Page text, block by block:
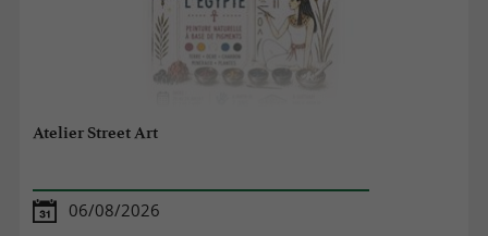
Atelier Street Art
06/08/2026